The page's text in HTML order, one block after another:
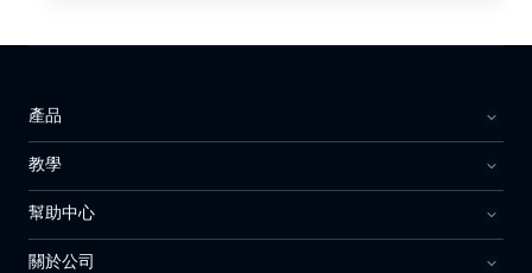
產品
教學
幫助中心
關於公司